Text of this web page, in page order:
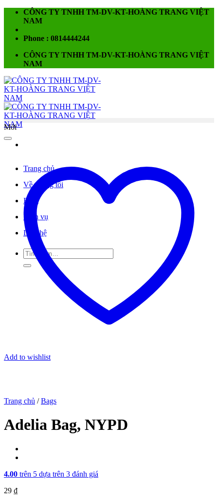
Chuyển
dung
CÔNG TY TNHH TM-DV-KT-HOÀNG TRANG VIỆT
NAM
Phone : 0814444244
CÔNG TY TNHH TM-DV-KT-HOÀNG TRANG VIỆT
NAM
Trang chủ
Về chúng tôi
Blog
Dịch vụ
Liên hệ
Tìm
kiếm:
Mới
Add to wishlist
Trang chủ / Bags
Adelia Bag, NYPD
4.00 trên 5 dựa trên 3 đánh giá
29 ₫